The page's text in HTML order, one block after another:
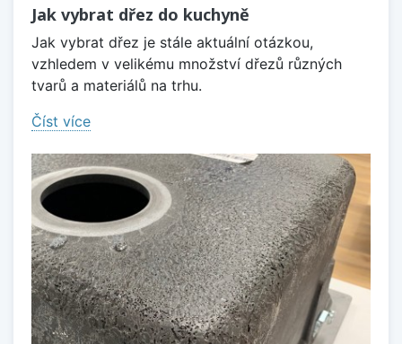
Jak vybrat dřez do kuchyně
Jak vybrat dřez je stále aktuální otázkou,
vzhledem v velikému množství dřezů různých
tvarů a materiálů na trhu.
Číst více